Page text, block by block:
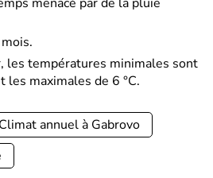
les températures minimales sont
les maximales de 6 °C.
Climat annuel à Gabrovo